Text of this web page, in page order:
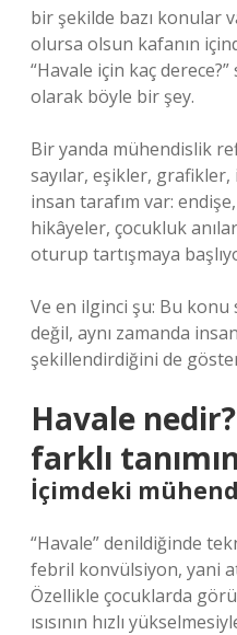
bir şekilde bazı konular
olursa olsun kafanın
“Havale için kaç
olarak böyle bir şey.
Bir yanda mühendislik
sayılar, eşikler,
insan tarafım var:
hikâyeler, çocukluk
oturup tartışmaya
Ve en ilginci şu: Bu konu
değil, aynı zamanda
şekillendirdiğini de
Havale
farklı
İçimdeki
“Havale” denildiğinde
febril konvülsiyon, yani
Özellikle çocuklarda
ısısının hızlı